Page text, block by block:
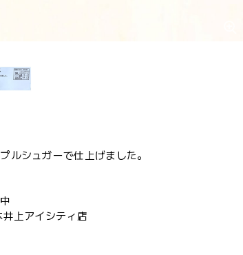
ルシュガーで仕上げました。
上アイシティ店